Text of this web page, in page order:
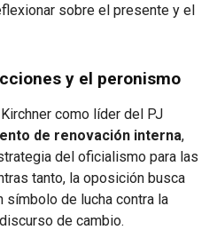
sobre el presente y el
y el peronismo
como líder del PJ
de renovación interna,
del oficialismo para las
tanto, la oposición busca
de lucha contra la
de cambio.